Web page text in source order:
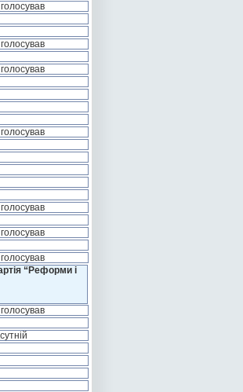
“Реформи і